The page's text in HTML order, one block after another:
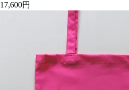
17,600円